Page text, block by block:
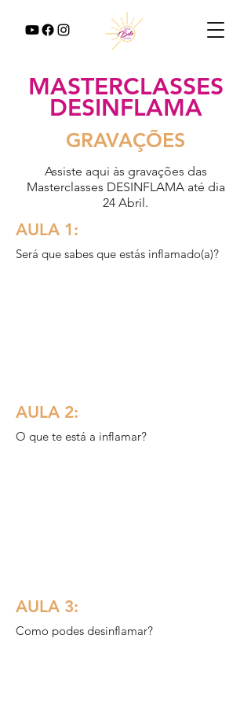
MASTERCLASSES
DESINFLAMA
GRAVAÇÕES
Assiste aqui às gravações das
Masterclasses DESINFLAMA até dia
24 Abril.
AULA 1:
Será que sabes que estás inflamado(a)?
AULA 2:
O que te está a inflamar?
AULA 3:
Como podes desinflamar?